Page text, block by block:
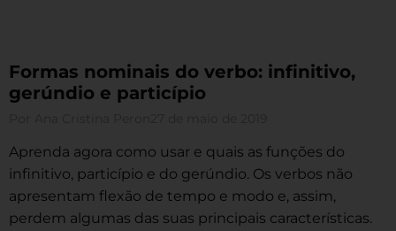
Formas nominais do verbo: infinitivo,
gerúndio e particípio
Aprenda agora como usar e quais as funções do
infinitivo, particípio e do gerúndio. Os verbos não
apresentam flexão de tempo e modo e, assim,
perdem algumas das suas principais características.